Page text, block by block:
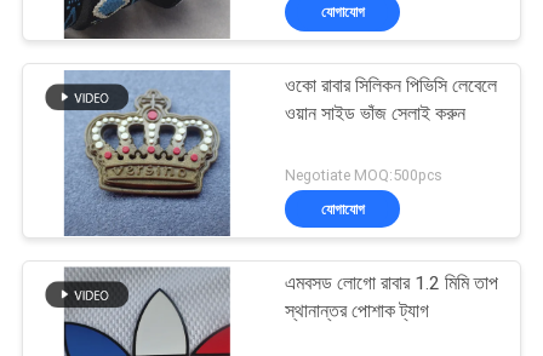
নিয়ন্ত্রণ
যোগাযোগ
উদ্ধৃতির
জন্য
আবেদন
রাবার পোশাকের লেবেল
যোগাযোগ
ওকো রাবার সিলিকন পিভিসি লেবেলে
ওয়ান সাইড ভাঁজ সেলাই করুন
Negotiate MOQ:500pcs
যোগাযোগ
এমবসড লোগো রাবার 1.2 মিমি তাপ
স্থানান্তর পোশাক ট্যাগ